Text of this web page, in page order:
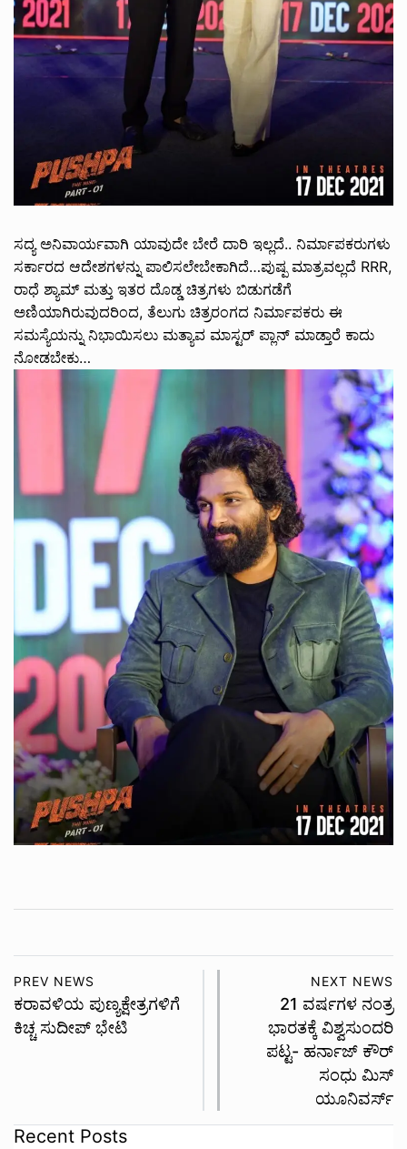
ಸದ್ಯ ಅನಿವಾರ್ಯವಾಗಿ ಯಾವುದೇ ಬೇರೆ ದಾರಿ ಇಲ್ಲದೆ.. ನಿರ್ಮಾಪಕರುಗಳು
ಸರ್ಕಾರದ ಆದೇಶಗಳನ್ನು ಪಾಲಿಸಲೇಬೇಕಾಗಿದೆ…ಪುಷ್ಪ ಮಾತ್ರವಲ್ಲದೆ RRR,
ರಾಧೆ ಶ್ಯಾಮ್ ಮತ್ತು ಇತರ ದೊಡ್ಡ ಚಿತ್ರಗಳು ಬಿಡುಗಡೆಗೆ
ಅಣಿಯಾಗಿರುವುದರಿಂದ, ತೆಲುಗು ಚಿತ್ರರಂಗದ ನಿರ್ಮಾಪಕರು ಈ
ಸಮಸ್ಯೆಯನ್ನು ನಿಭಾಯಿಸಲು ಮತ್ಯಾವ ಮಾಸ್ಟರ್ ಪ್ಲಾನ್ ಮಾಡ್ತಾರೆ ಕಾದು
ನೋಡಬೇಕು…
PREV NEWS
ಕರಾವಳಿಯ ಪುಣ್ಯಕ್ಷೇತ್ರಗಳಿಗೆ
ಕಿಚ್ಚ ಸುದೀಪ್ ಭೇಟಿ
NEXT NEWS
21 ವರ್ಷಗಳ ನಂತ್ರ
ಭಾರತಕ್ಕೆ ವಿಶ್ವಸುಂದರಿ
ಪಟ್ಟ- ಹರ್ನಾಜ್ ಕೌರ್
ಸಂಧು ಮಿಸ್
ಯೂನಿವರ್ಸ್
Recent Posts